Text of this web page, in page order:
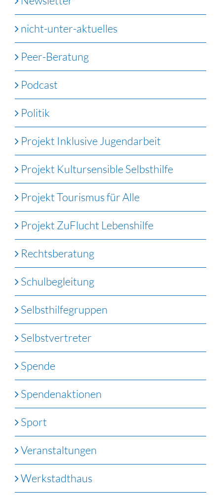
nicht-unter-aktuelles
Peer-Beratung
Podcast
Politik
Projekt Inklusive Jugendarbeit
Projekt Kultursensible Selbsthilfe
Projekt Tourismus für Alle
Projekt ZuFlucht Lebenshilfe
Rechtsberatung
Schulbegleitung
Selbsthilfegruppen
Selbstvertreter
Spende
Spendenaktionen
Sport
Veranstaltungen
Werkstadthaus